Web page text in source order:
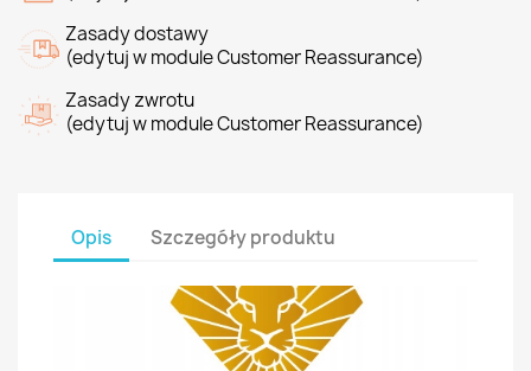
Zasady dostawy
(edytuj w module Customer Reassurance)
Zasady zwrotu
(edytuj w module Customer Reassurance)
Opis Szczegóły produktu